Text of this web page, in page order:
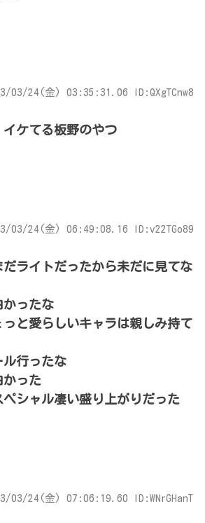
03/24(金) 03:35:31.06 ID:QXgTCnw8
ケてる板野のやつ
03/24(金) 06:49:08.16 ID:v22TGo89
ライトだったから未だに見てな
かったな
っと愛らしいキャラは親しみ持て
ル行ったな
かった
シャル凄い盛り上がりだった
03/24(金) 07:06:19.60 ID:WNrGHanT